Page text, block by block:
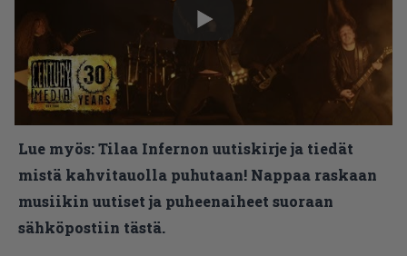
Lue myös:Tilaa Infernon uutiskirje ja tiedät
mistä kahvitauolla puhutaan! Nappaa raskaan
musiikin uutiset ja puheenaiheet suoraan
sähköpostiin tästä.